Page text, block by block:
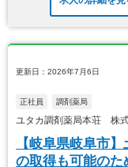
更新日：2026年7月6日
正社員 調剤薬局
ユタカ調剤薬局本荘 株
【岐阜県岐阜市
の取得も可能のた